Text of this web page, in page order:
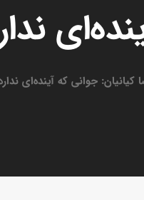
کیانیان: جوانی که آینده‌ای